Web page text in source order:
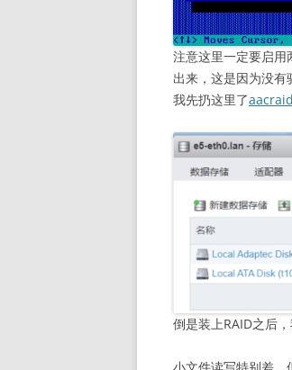
注意这里一定要启用
出来，这是因为没
我先扔这里了
倒是装上RAID之后
小文件读写特别差